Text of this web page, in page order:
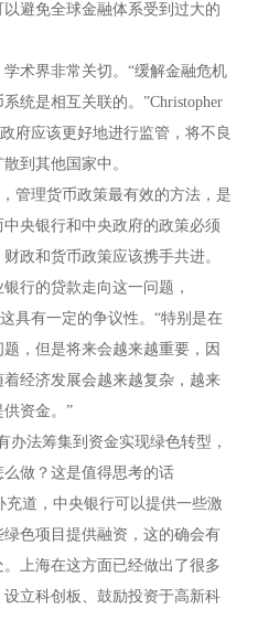
避免全球金融体系受到过大的
术界非常关切。“缓解金融危机
统是相互关联的。”Christopher
府应该更好地进行监管，将不良
到其他国家中。
管理货币政策最有效的方法，是
央银行和中央政府的政策必须
政和货币政策应该携手共进。
行的贷款走向这一问题，
具有一定的争议性。“特别是在
，但是将来会越来越重要，因
经济发展会越来越复杂，越来
资金。”
办法筹集到资金实现绿色转型，
做？这是值得思考的话
充道，中央银行可以提供一些激
色项目提供融资，这的确会有
上海在这方面已经做出了很多
立科创板、鼓励投资于高新科